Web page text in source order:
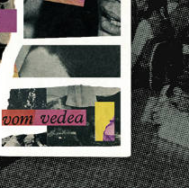
ILLUSTRATION